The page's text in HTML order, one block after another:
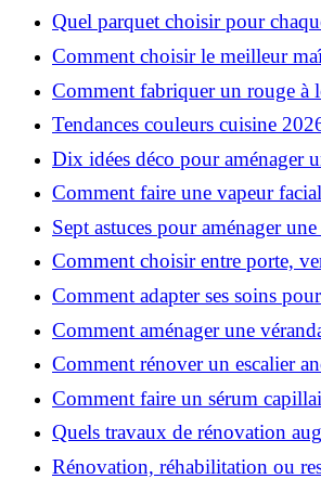
Quel parquet choisir pour
maison ?
Comment choisir le meilleur
Grenoble en 2026 ?
Comment fabriquer un rouge à
hydratant fait maison ?
Tendances couleurs cuisine
colorés, que choisir ?
Dix idées déco pour aménager
chez soi
Comment faire une vapeur
une peau plus saine et rajeunie ?
Sept astuces pour aménager
naturelle chez soi
Comment choisir entre porte,
coulissante pour séparer vos
Comment adapter ses soins
en hiver ?
Comment aménager une
conviviale : 12 idées déco
Comment rénover un escalier
astuces faciles pas à pas
Comment faire un sérum
stimule réellement la pousse des
Quels travaux de rénovation
valeur d'une maison pour la
Rénovation, réhabilitation ou